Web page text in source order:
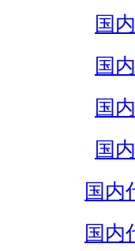
国
国
国
国
国内
国内